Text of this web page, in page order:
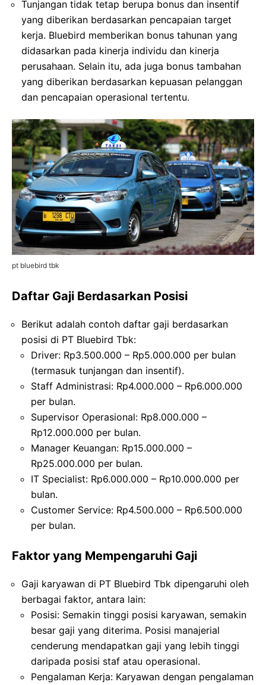
Tunjangan tidak tetap berupa bonus dan insentif
yang diberikan berdasarkan pencapaian target
kerja. Bluebird memberikan bonus tahunan yang
didasarkan pada kinerja individu dan kinerja
perusahaan. Selain itu, ada juga bonus tambahan
yang diberikan berdasarkan kepuasan pelanggan
dan pencapaian operasional tertentu.
pt bluebird tbk
Daftar Gaji Berdasarkan Posisi
Berikut adalah contoh daftar gaji berdasarkan
posisi di PT Bluebird Tbk:
Driver: Rp3.500.000 – Rp5.000.000 per bulan
(termasuk tunjangan dan insentif).
Staff Administrasi: Rp4.000.000 – Rp6.000.000
per bulan.
Supervisor Operasional: Rp8.000.000 –
Rp12.000.000 per bulan.
Manager Keuangan: Rp15.000.000 –
Rp25.000.000 per bulan.
IT Specialist: Rp6.000.000 – Rp10.000.000 per
bulan.
Customer Service: Rp4.500.000 – Rp6.500.000
per bulan.
Faktor yang Mempengaruhi Gaji
Gaji karyawan di PT Bluebird Tbk dipengaruhi oleh
berbagai faktor, antara lain:
Posisi: Semakin tinggi posisi karyawan, semakin
besar gaji yang diterima. Posisi manajerial
cenderung mendapatkan gaji yang lebih tinggi
daripada posisi staf atau operasional.
Pengalaman Kerja: Karyawan dengan pengalaman